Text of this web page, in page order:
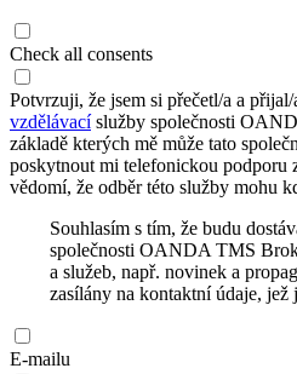
Check all consents
Potvrzuji, že jsem si přečetl/a a přijal/
vzdělávacíslužby společnosti
základě kterých mě může tato
poskytnout mi telefonickou podporu
vědomí, že odběr této služby mohu
Souhlasím s tím, že budu
společnosti OANDA TMS
a služeb, např. novinek a
zasílány na kontaktní údaje, jež
E-mailu